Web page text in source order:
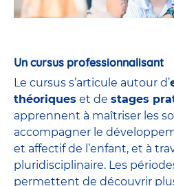
Un cursus professionnalisant
Le cursus s’articule autour d’
théoriques et de stages
apprennent à maîtriser les
accompagner le
et affectif de l’enfant, et à
pluridisciplinaire. Les
permettent de découvrir